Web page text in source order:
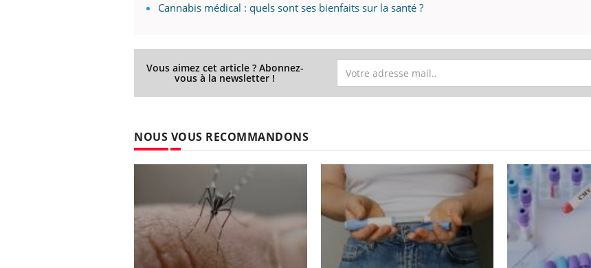
Cannabis médical : quels sont ses bienfaits sur la santé ?
Vous aimez cet article ? Abonnez-
vous à la newsletter !
NOUS VOUS RECOMMANDONS